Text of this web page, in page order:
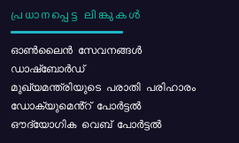
പ്രധാനപ്പെട്ട ലിങ്കുകൾ
ഓൺലൈൻ സേവനങ്ങൾ
ഡാഷ്ബോർഡ്
മുഖ്യമന്ത്രിയുടെ പരാതി പരിഹാരം
ഡോക്യുമെൻ്റ് പോർട്ടൽ
ഔദ്യോഗിക വെബ് പോർട്ടൽ